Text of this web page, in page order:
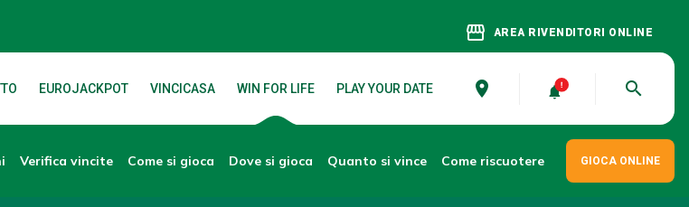
storefront AREA RIVENDITORI ONLINE
EUROJACKPOT VINCICASA WIN FOR LIFE PLAY YOUR DATE place search
Verifica vincite Come si gioca Dove si gioca Quanto si vince Come riscuotere GIOCA ONLINE